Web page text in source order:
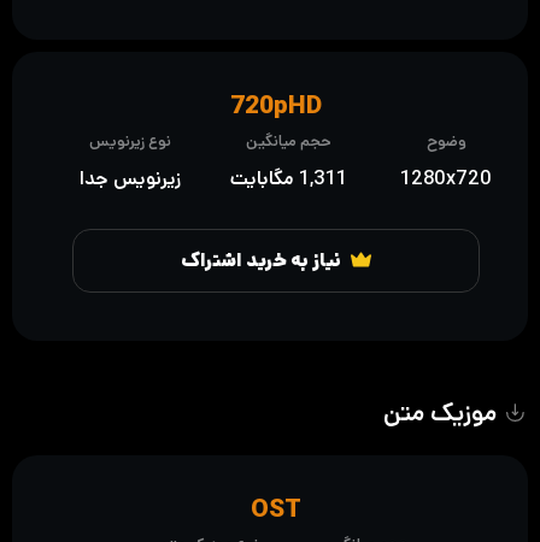
نیاز به خرید اشتراک
وضوح
1280x720
حجم میانگین
1,311 مگابایت
نوع زیرنویس
زیرنویس جدا
720pHD
موزیک متن
OST